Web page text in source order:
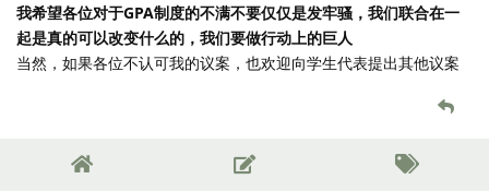
我希望各位对于GPA制度的不满不要仅仅是发牢骚，我们联合在一
起是真的可以改变什么的，我们要做行动上的巨人
当然，如果各位不认可我的议案，也欢迎向学生代表提出其他议案